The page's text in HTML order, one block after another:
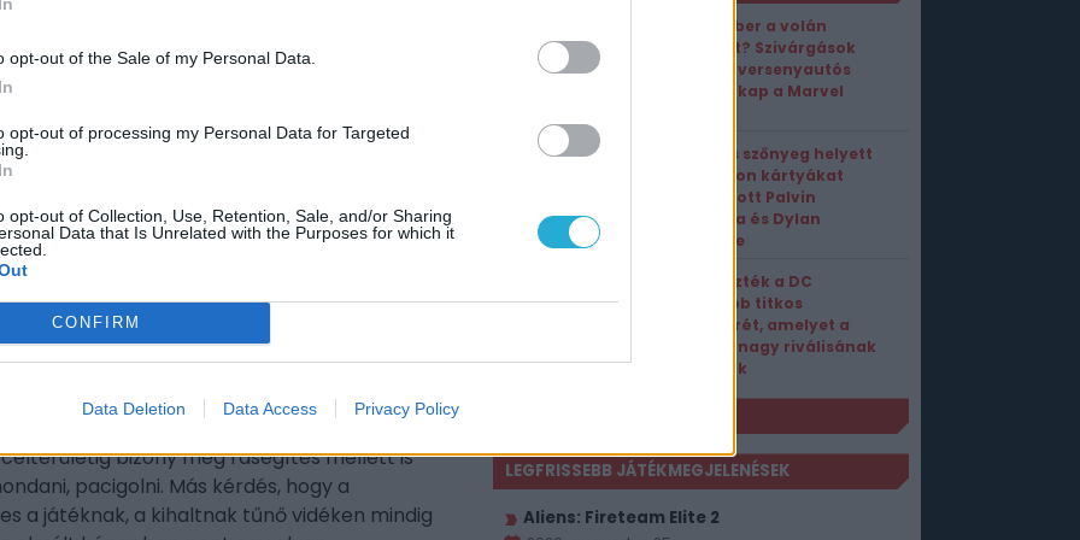
opt-out of the Sale of my Personal Data.
opt-out of processing my Personal Data for Targeted
opt-out of Collection, Use, Retention, Sale, and/or Sharing
Data that Is Unrelated with the Purposes for which it
CONFIRM
Data Deletion Data Access Privacy Policy
Más kérdés, hogy a küldetések nagyobb
misszióknál (és a legtöbb ilyen)
momentum, aminek során egy
mindennapjairól, valamint arról, mi van
esetben talán még a lövöldözésnél is jobb,
Mert lóháton közlekedni bizony kell, szó
terület irdatlan méretekkel
esetenként lovaskocsira is jegyet
a gyorsutazás lehetősége, a legtöbb
miért? Mert egész egyszerűen csak a
el, vissza már nem gyorsutazhatunk,
bizony még rásegítés mellett is
pacigolni. Más kérdés, hogy a
a játéknak, a kihaltnak tűnő vidéken mindig
Vasember a volán
mögött? Szivárgások
szerint versenyautós
módot kap a Marvel
A vörös szőnyeg helyett
Pokémon kártyákat
vadászott Palvin
Barbara és Dylan
Sprouse
Leleplezték a DC
legújabb titkos
fegyverét, amelyet a
Marvel nagy riválisának
szánnak
LEGFRISSEBB JÁTÉKMEGJELENÉSEK
Aliens: Fireteam Elite 2